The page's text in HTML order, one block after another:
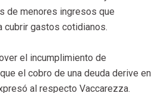
de menores ingresos que
cubrir gastos cotidianos.
el incumplimiento de
el cobro de una deuda derive en
al respecto Vaccarezza.